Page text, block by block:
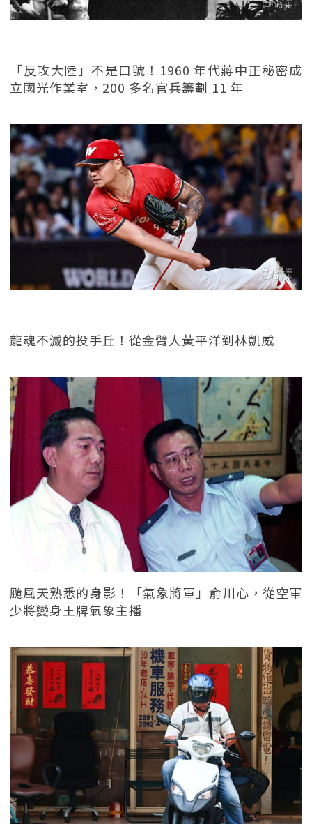
「反攻大陸」不是口號！1960 年代蔣中正秘密成
立國光作業室，200 多名官兵籌劃 11 年
龍魂不滅的投手丘！從金臂人黃平洋到林凱威
颱風天熟悉的身影！「氣象將軍」俞川心，從空軍
少將變身王牌氣象主播